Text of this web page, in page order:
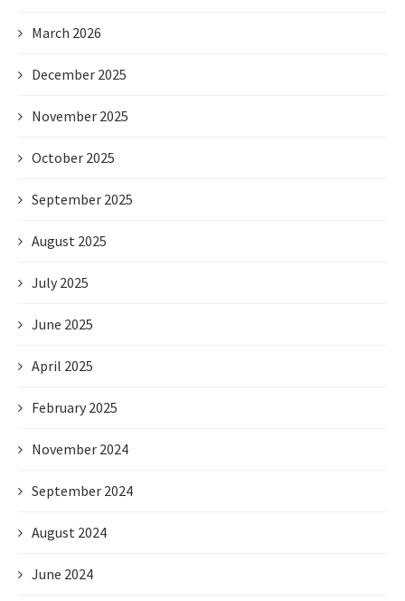
March 2026
December 2025
November 2025
October 2025
September 2025
August 2025
July 2025
June 2025
April 2025
February 2025
November 2024
September 2024
August 2024
June 2024